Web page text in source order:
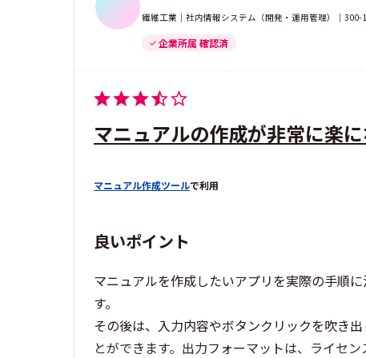
繊維工業｜社内情報システム（開発・運用管理）｜
企業所属 確認済
マニュアルの作成が非常に楽
マニュアル作成ツールで利用
良いポイント
マニュアルを作成したいアプリを実際の手順
す。
その後は、入力内容やボタンクリックを吹き
とができます。出力フォーマットは、ライセ